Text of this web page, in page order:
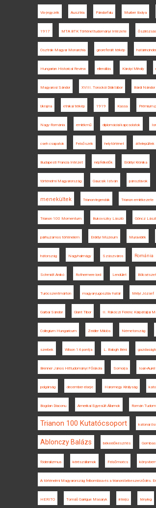
Vix-jegyzék Ausztria Pándorfalu Murber Ibolya
1917 MTA BTK Történettudományi Intézete
Osztrák-Magyar Monarchia georeferált térkép
Hungarian Historical Review ellenállás Károlyi Mihály
Magyarosi Sándor XVIII. Torockói Diáktábor Bárdi Nándor
Ukrajna etnikai térkép 1919 Kassa Prémium
Nagy-Románia emlékmű diplomáciai kapcsolatok
cseh csapatok Felsőszék helytörténet áttelepültek
Budapesti Francia Intézet népfelkelők Erdélyi Krónika
történelmi Magyarország Gaucsík István pánszlávok
menekültek Trianon-legendák Trianon emlékezete
Trianon 100 Momentum Bukovszky László Göncz
párhuzamos történelem Erdélyi Múzeum Muravidék
hátország Nagyhalmágy Szászváros Románia
Schmidt Anikó Rothermere lord Lendület
Turócszentmárton magyar-jugoszláv határ Mélyi József
Garbai Sándor Glant Tibor II. Rákóczi Ferenc Kárpátaljai
Collegium Hungaricum Zeidler Miklós Németország
szerbek Wilson 14 pontja L. Balogh Béni
Brenner János Hittudományi Főiskola Somorja Ioan-Aurel
polgárság december elseje Háromegy Királyság
Bogdan Diaconu Amerikai Egyesült Államok Román
Trianon 100 Kutatócsoport katonai
Ablonczy Balázs békeelőkészítés
föderalizmus kérészállamok Felsőmoécs
A történelmi Magyarország felbomlása és a trianoni békeszerződés.
HERITO Tomáš Garrigue Masaryk interjú tényleg